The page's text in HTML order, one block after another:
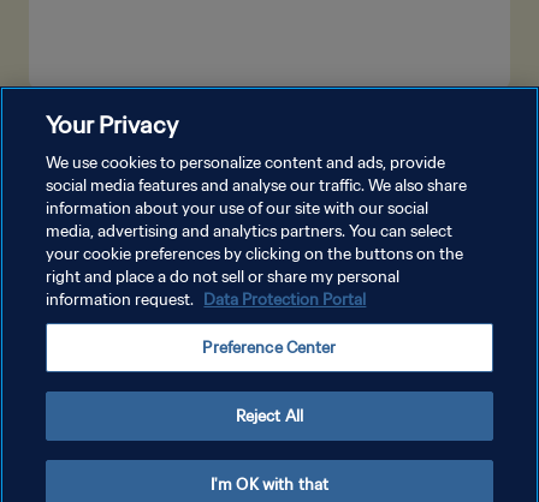
プライバシーポリシー
クッキー設定の管理
Copyright © 1994 - 2026 FIFA. All rights reserved.
Your Privacy
We use cookies to personalize content and ads, provide
social media features and analyse our traffic. We also share
information about your use of our site with our social
media, advertising and analytics partners. You can select
your cookie preferences by clicking on the buttons on the
right and place a do not sell or share my personal
information request. Data Protection Portal
Preference Center
Reject All
I'm OK with that